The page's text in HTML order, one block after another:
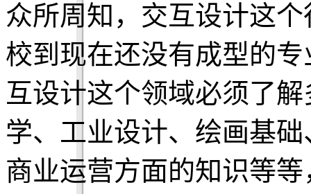
众所周知，交互设计这
校到现在还没有成型的
互设计这个领域必须了
学、工业设计、绘画基
商业运营方面的知识等